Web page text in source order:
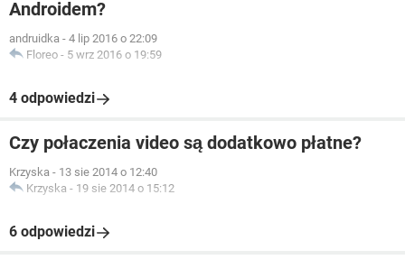
Androidem?
andruidka - 4 lip 2016 o 22:09
Floreo - 5 wrz 2016 o 19:59
4 odpowiedzi
Czy połaczenia video są dodatkowo płatne?
Krzyska - 13 sie 2014 o 12:40
Krzyska - 19 sie 2014 o 15:12
6 odpowiedzi